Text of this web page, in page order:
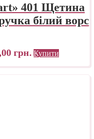
401 Щетина
білий ворс
грн. Купити